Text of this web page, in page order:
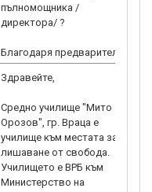
пълномощника /
директора/ ?
Благодаря предварително!
Здравейте,
Средно училище "Мито
Орозов", гр. Враца е
училище към местата за
лишаване от свобода.
Училището е ВРБ към
Министерство на